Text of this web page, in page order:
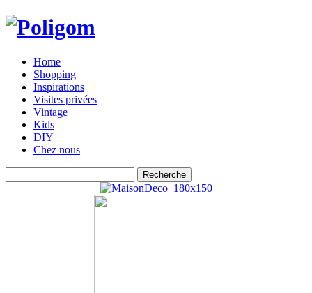
Home
Shopping
Inspirations
Visites privées
Vintage
Kids
DIY
Chez nous